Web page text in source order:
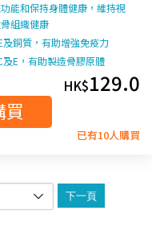
能和保持身體健康，維持視
組織健康
及銅質，有助增強免疫力
及E，有助製造骨膠原體
HK$129.0
買
已有10人購買
下一頁